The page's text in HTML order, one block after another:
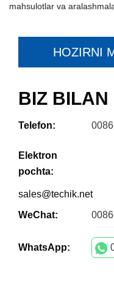
mahsulotlar va
HOZIRNI
BIZ BILAN
Telefon:
Elektron
pochta:
sales@techik.net
WeChat:
WhatsApp: